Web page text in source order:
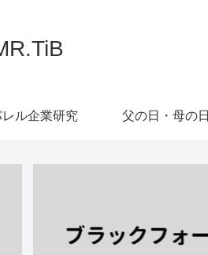
レル企業研究 父の日・母の日